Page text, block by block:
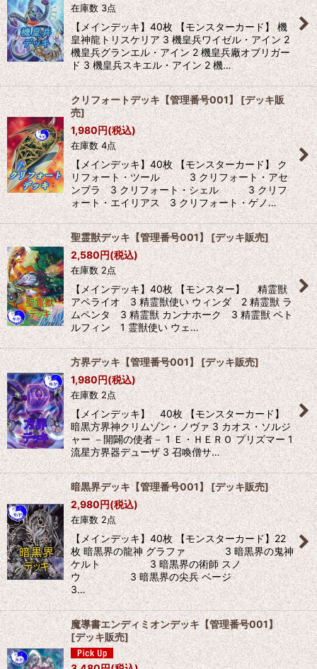
在庫数 3点
【メインデッキ】40枚 【モンスターカード】 機
皇神龍トリスケリア 3 機皇兵ワイゼル・アイン 2
機皇兵グランエル・アイン 2 機皇兵廠オブリガー
ド 3 機皇兵スキエル・アイン 2 機…
クリフォートデッキ【管理番号001】[デッキ販
売]
1,980円(税込)
在庫数 4点
【メインデッキ】40枚 【モンスターカード】 ク
リフォート・ツール 3 クリフォート・アセ
ンブラ 3 クリフォート・シェル 3 クリフ
ォート・エイリアス 3 クリフォート・ゲノ…
聖霊獣デッキ【管理番号001】 [デッキ販売]
2,580円(税込)
在庫数 2点
【メインデッキ】40枚 【モンスター】 精霊獣
アペライオ 3 精霊獣使い ウィンダ 2 精霊獣 ラ
ムペンタ 3 精霊獣 カンナホーク 3 精霊獣 ペト
ルフィン 1 霊獣使い ウェ…
方界デッキ【管理番号001】[デッキ販売]
1,980円(税込)
在庫数 2点
【メインデッキ】 40枚 【モンスターカード】
暗黒方界神クリムゾン・ノヴァ 3 カオス・ソルジ
ャー －開闢の使者－ 1 Ｅ・ＨＥＲＯ プリズマー 1
流星方界器デューザ 3 召喚僧サ…
暗黒界デッキ【管理番号001】[デッキ販売]
2,980円(税込)
在庫数 2点
【メインデッキ】40枚 【モンスターカード】22
枚 暗黒界の龍神 グラファ 3 暗黒界の鬼神
ケルト 3 暗黒界の術師 スノ
ウ 3 暗黒界の尖兵 ベージ
3…
魔導書エンディミオンデッキ【管理番号001】
[デッキ販売]